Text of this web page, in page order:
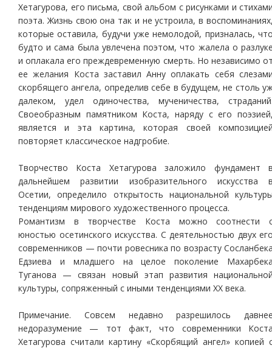
Хетагурова, его письма, свой альбом с рисунками и
поэта. Жизнь свою она так и не устроила, в
которые оставила, будучи уже немолодой, призналась,
будто и сама была увлечена поэтом, что жалела о
и оплакала его преждевременную смерть. Но независимо
ее желания Коста заставил Анну оплакать себя
скорбящего ангела, определив себе в будущем, не столь
далеком, удел одиночества, мученичества,
Своеобразным памятником Коста, наряду с его
является и эта картина, которая своей
повторяет классическое надгробие.
Творчество Коста Хетагурова заложило фундамент
дальнейшем развитии изобразительного искусства
Осетии, определило открытость национальной
тенденциям мирового художественного процесса.
Романтизм в творчестве Коста можно соотнести
юностью осетинского искусства. С деятельностью двух
современников — почти ровесника по возрасту
Едзиева и младшего на целое поколение
Туганова — связан новый этап развития
культуры, сопряженный с иными тенденциями ХХ века.
Примечание. Совсем недавно разрешилось
недоразумение — тот факт, что современники
Хетагурова считали картину «Скорбящий ангел» копией